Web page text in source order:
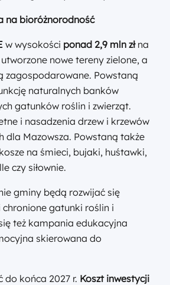
na bioróżnorodność
w wysokości ponad 2,9 mln złna
nowe tereny zielone, a
zagospodarowane. Powstaną
naturalnych banków
gatunków roślin i zwierząt.
i nasadzenia drzew i krzewów
dla Mazowsza. Powstaną także
na śmieci, bujaki, huśtawki,
czy siłownie.
gminy będą rozwijać się
chronione gatunki roślin i
też kampania edukacyjna
skierowana do
końca 2027 r. Koszt inwestycji